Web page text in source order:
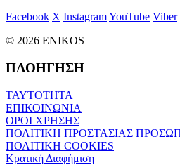
Facebook X InstagramYouTube Viber
© 2026 ENIKOS
ΠΛΟΗΓΗΣΗ
ΤΑΥΤΟΤΗΤΑ
ΕΠΙΚΟΙΝΩΝΙΑ
ΟΡΟΙ ΧΡΗΣΗΣ
ΠΟΛΙΤΙΚΗ ΠΡΟΣΤΑΣΙΑΣ
ΠΟΛΙΤΙΚΗ COOKIES
Κρατική Διαφήμιση